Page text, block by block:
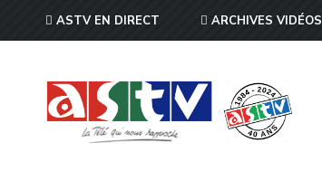
ASTV EN DIRECT ARCHIVES VIDÉOS